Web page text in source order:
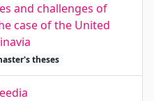
and challenges of
case of the United
theses